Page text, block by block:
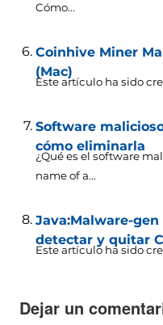
Cómo...
Coinhive Miner
(Mac)
Este artículo ha sido
Software
cómo eliminarla
¿Qué es el software
name of a...
Java:Malware-
detectar y quitar
Este artículo ha sido
Dejar un